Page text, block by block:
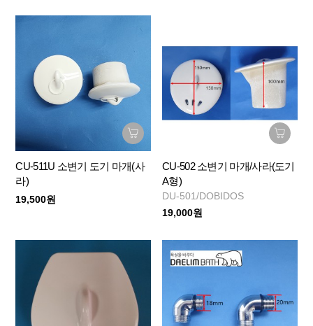
CU-511U 소변기 도기 마개(사
라)
19,500원
CU-502 소변기 마개/사라(도기
A형)
DU-501/DOBIDOS
19,000원